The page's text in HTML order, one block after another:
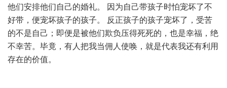
他们安排他们自己的婚礼。 因为自己带孩子时怕宠坏了不
好带，便宠坏孩子的孩子。 反正孩子的孩子宠坏了，受苦
的不是自己；即便是被他们欺负压得死死的，也是幸福，绝
不幸苦。毕竟，有人把我当佣人使唤，就是代表我还有利用
存在的价值。